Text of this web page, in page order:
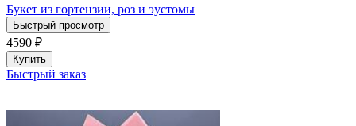
Букет из гортензии, роз и эустомы
Быстрый просмотр
4590 ₽
Купить
Быстрый заказ